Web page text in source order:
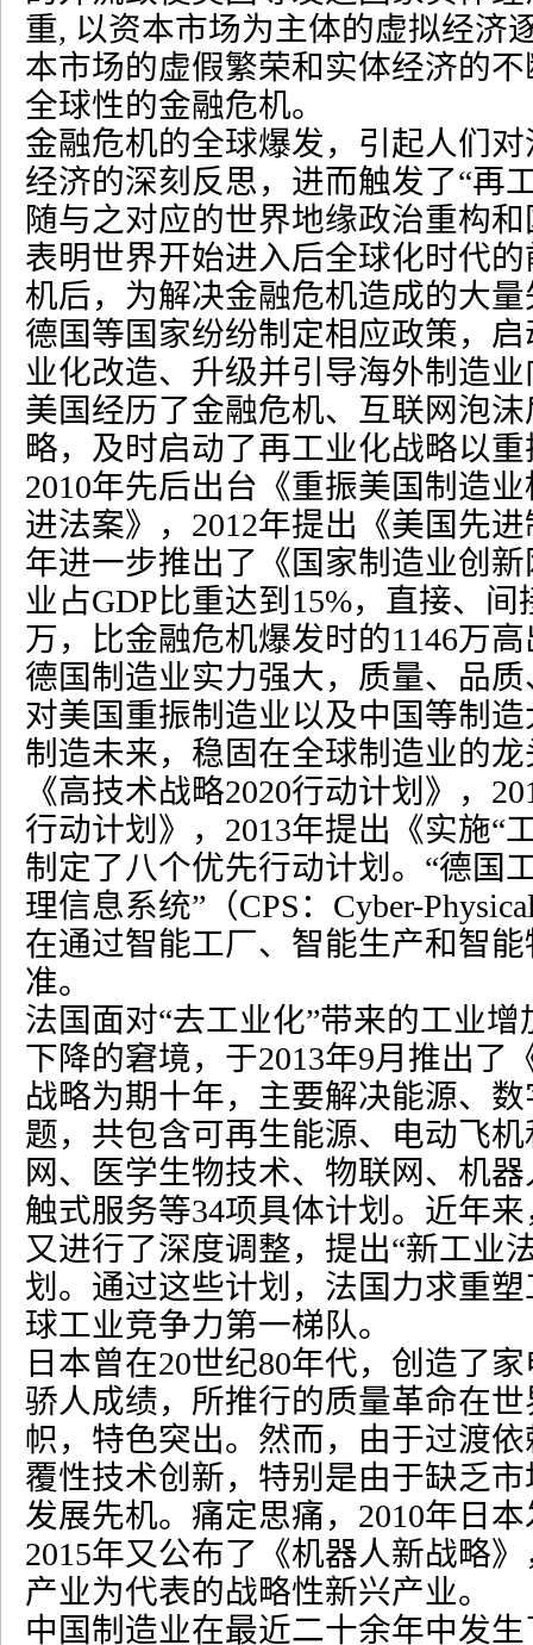
重, 以资本市场为主体的虚拟经济
本市场的虚假繁荣和实体经济的
全球性的金融危机。
金融危机的全球爆发，引起人们
经济的深刻反思，进而触发了“再
随与之对应的世界地缘政治重构
表明世界开始进入后全球化时代
机后，为解决金融危机造成的大
德国等国家纷纷制定相应政策，启
业化改造、升级并引导海外制造
美国经历了金融危机、互联网泡
略，及时启动了再工业化战略以
2010年先后出台《重振美国制造
进法案》， 2012年提出《美国先
年进一步推出了《国家制造业创
业占GDP比重达到 15%，直接、间
万，比金融危机爆发时的1146万
德国制造业实力强大，质量、品
对美国重振制造业以及中国等制
制造未来，稳固在全球制造业的
《高技术战略2020行动计划》，
行动计划》， 2013年提出《实施“
制定了八个优先行动计划。 “德国
理信息系统” （CPS： Cyber-
在通过智能工厂、智能生产和智
准。
法国面对“去工业化”带来的工业增
下降的窘境，于2013年9月推出了
战略为期十年，主要解决能源、
题，共包含可再生能源、电动飞
网、医学生物技术、物联网、机
触式服务等34项具体计划。近年
又进行了深度调整，提出“新工业
划。通过这些计划，法国力求重
球工业竞争力第一梯队。
日本曾在20世纪80年代，创造了
骄人成绩，所推行的质量革命在
帜，特色突出。然而，由于过渡
覆性技术创新，特别是由于缺乏
发展先机。痛定思痛， 2010年日
2015年又公布了《机器人新战略
产业为代表的战略性新兴产业。
中国制造业在最近二十余年中发